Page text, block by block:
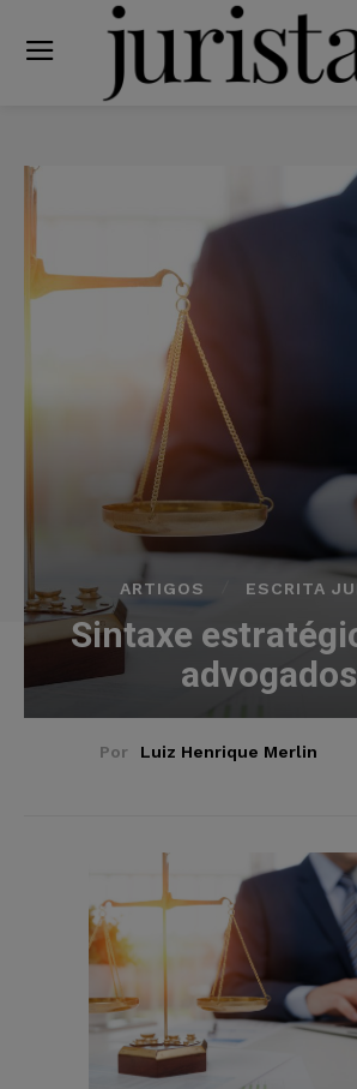
ARTIGOS ESCRITA
Sintaxe
advogados
Por Luiz Henrique Merlin